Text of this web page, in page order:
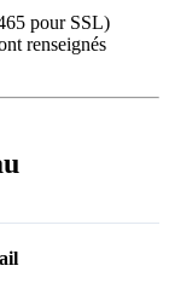
pour SSL)
renseignés